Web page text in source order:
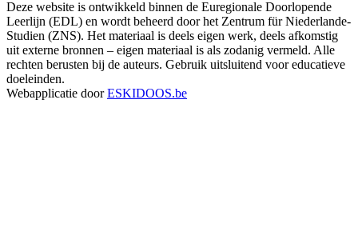
Deze website is ontwikkeld binnen de Euregionale Doorlopende
Leerlijn (EDL) en wordt beheerd door het Zentrum für Niederlande-
Studien (ZNS). Het materiaal is deels eigen werk, deels afkomstig
uit externe bronnen – eigen materiaal is als zodanig vermeld. Alle
rechten berusten bij de auteurs. Gebruik uitsluitend voor educatieve
doeleinden.
Webapplicatie door ESKIDOOS.be